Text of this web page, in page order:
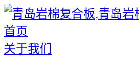
首页
关于我们